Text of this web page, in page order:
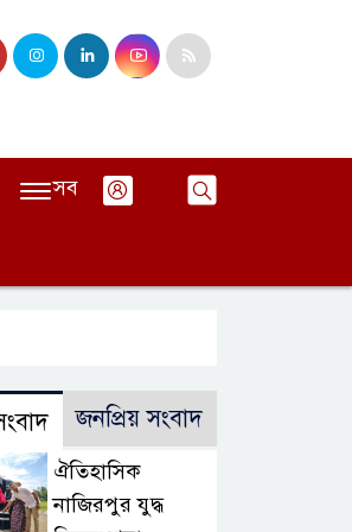
সব
জনপ্রিয় সংবাদ
ঐতিহাসিক
নাজিরপুর যুদ্ধ